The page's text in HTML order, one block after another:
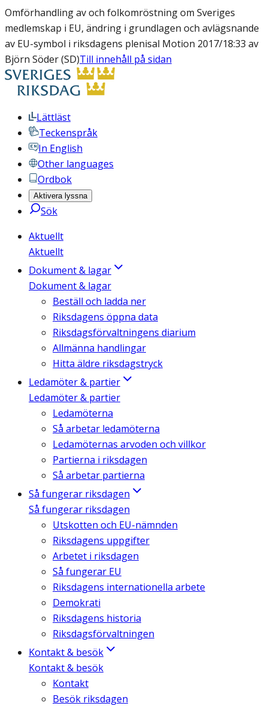
Omförhandling av och folkomröstning om Sveriges
medlemskap i EU, ändring i grundlagen och avlägsnande
av EU-symbol i riksdagens plenisal Motion 2017/18:33 av
Björn Söder (SD)Till innehåll på sidan
Lättläst
Teckenspråk
In English
Other languages
Ordbok
Aktivera lyssna
Sök
Aktuellt
Aktuellt
Dokument & lagar
Dokument & lagar
Beställ och ladda ner
Riksdagens öppna data
Riksdagsförvaltningens diarium
Allmänna handlingar
Hitta äldre riksdagstryck
Ledamöter & partier
Ledamöter & partier
Ledamöterna
Så arbetar ledamöterna
Ledamöternas arvoden och villkor
Partierna i riksdagen
Så arbetar partierna
Så fungerar riksdagen
Så fungerar riksdagen
Utskotten och EU-nämnden
Riksdagens uppgifter
Arbetet i riksdagen
Så fungerar EU
Riksdagens internationella arbete
Demokrati
Riksdagens historia
Riksdagsförvaltningen
Kontakt & besök
Kontakt & besök
Kontakt
Besök riksdagen